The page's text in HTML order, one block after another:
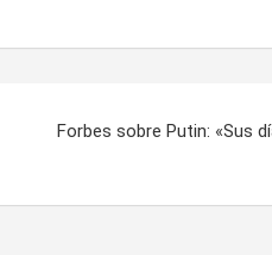
Forbes sobre Putin: «Sus